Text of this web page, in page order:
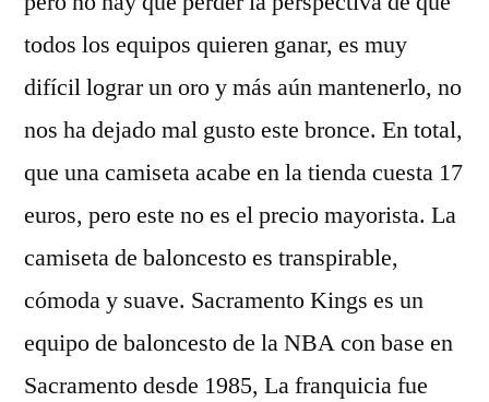
todos los equipos quieren ganar, es muy
difícil lograr un oro y más aún mantenerlo, no
nos ha dejado mal gusto este bronce. En total,
que una camiseta acabe en la tienda cuesta 17
euros, pero este no es el precio mayorista. La
camiseta de baloncesto es transpirable,
cómoda y suave. Sacramento Kings es un
equipo de baloncesto de la NBA con base en
Sacramento desde 1985, La franquicia fue